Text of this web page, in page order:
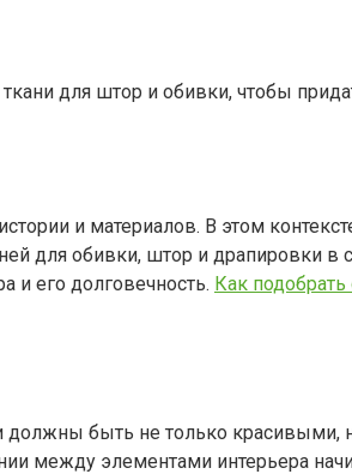
для штор и обивки, чтобы
и материалов. В этом
для обивки, штор и драпировки в
и его долговечность. Как
быть не только красивыми,
между элементами интерьера